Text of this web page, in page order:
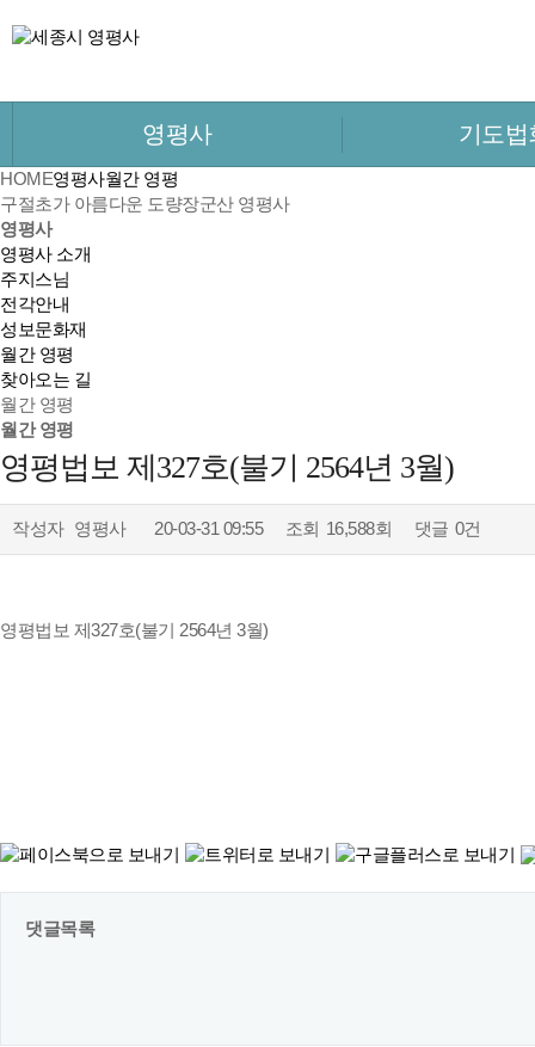
영평사 기도법
HOME영평사월간 영평
구절초가 아름다운 도량장군산 영평사
영평사
영평사 소개
주지스님
전각안내
성보문화재
월간 영평
찾아오는 길
월간 영평
월간 영평
영평법보 제327호(불기 2564년 3월)
작성자 영평사 20-03-31 09:55 조회 16,588회 댓글 0건
영평법보 제327호(불기 2564년 3월)
댓글목록